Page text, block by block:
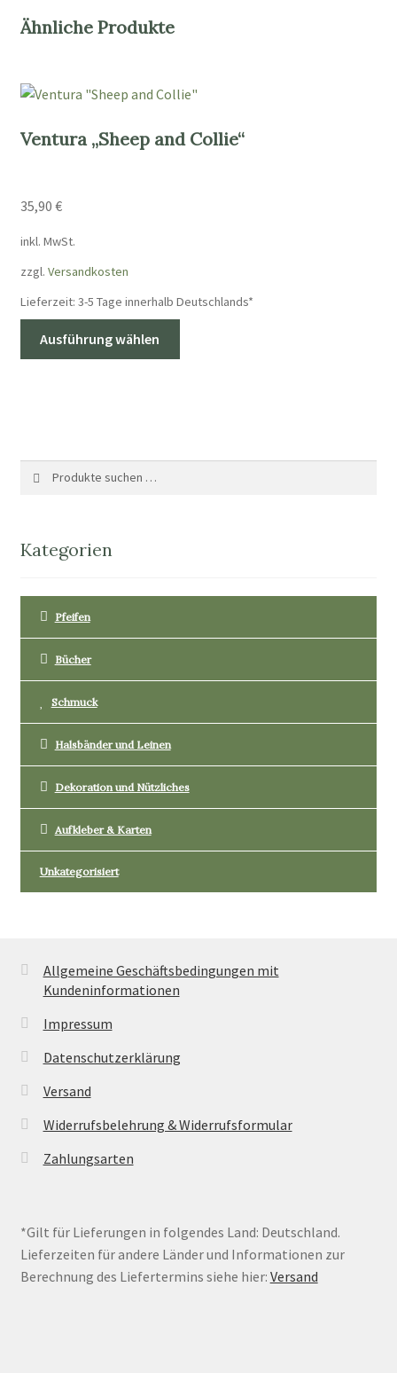
Ähnliche Produkte
Ventura „Sheep and Collie“
35,90 €
inkl. MwSt.
zzgl. Versandkosten
Lieferzeit: 3-5 Tage innerhalb Deutschlands*
Ausführung wählen
Die
gewählt
Kategorien
Pfeifen
Bücher
Schmuck
Halsbänder und Leinen
Dekoration und Nützliches
Aufkleber & Karten
Unkategorisiert
Allgemeine Geschäftsbedingungen mit
Kundeninformationen
Impressum
Datenschutzerklärung
Versand
Widerrufsbelehrung & Widerrufsformular
Zahlungsarten
*Gilt für Lieferungen in folgendes Land: Deutschland.
Lieferzeiten für andere Länder und Informationen zur
Berechnung des Liefertermins siehe hier: Versand